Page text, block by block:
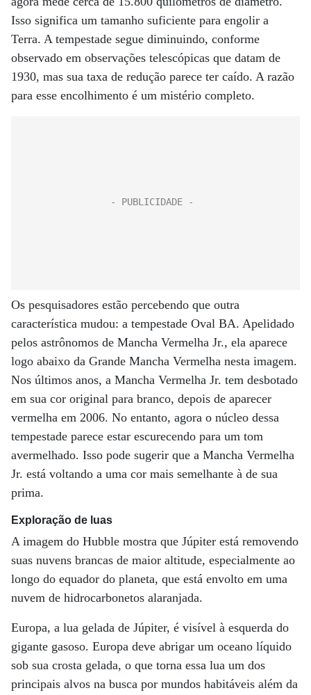
Isso significa um tamanho suficiente para engolir a
Terra. A tempestade segue diminuindo, conforme
observado em observações telescópicas que datam de
1930, mas sua taxa de redução parece ter caído. A razão
para esse encolhimento é um mistério completo.
Os pesquisadores estão percebendo que outra
característica mudou: a tempestade Oval BA. Apelidado
pelos astrônomos de Mancha Vermelha Jr., ela aparece
logo abaixo da Grande Mancha Vermelha nesta imagem.
Nos últimos anos, a Mancha Vermelha Jr. tem desbotado
em sua cor original para branco, depois de aparecer
vermelha em 2006. No entanto, agora o núcleo dessa
tempestade parece estar escurecendo para um tom
avermelhado. Isso pode sugerir que a Mancha Vermelha
Jr. está voltando a uma cor mais semelhante à de sua
prima.
Exploração de luas
A imagem do Hubble mostra que Júpiter está removendo
suas nuvens brancas de maior altitude, especialmente ao
longo do equador do planeta, que está envolto em uma
nuvem de hidrocarbonetos alaranjada.
Europa, a lua gelada de Júpiter, é visível à esquerda do
gigante gasoso. Europa deve abrigar um oceano líquido
sob sua crosta gelada, o que torna essa lua um dos
principais alvos na busca por mundos habitáveis ​​além da